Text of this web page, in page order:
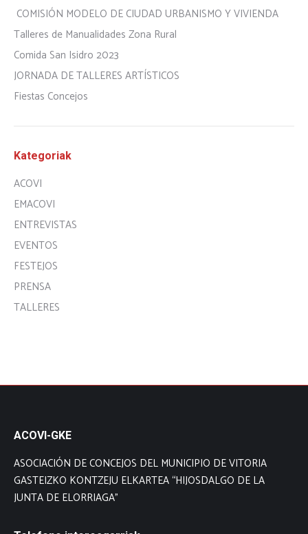
COMISIÓN MODELO DE CIUDAD URBANISMO Y VIVIENDA
Talleres de Manualidades Zona Rural
Comida San Isidro 2023
JORNADA DE TALLERES ARTÍSTICOS
Fiestas Concejos
Kategoriak
ACOVI
EMACOVI
ENTREVISTAS
EVENTOS
FESTEJOS
PRENSA
TALLERES
ACOVI-GKE
ASOCIACIÓN DE CONCEJOS DEL MUNICIPIO DE VITORIA
GASTEIZKO KONTZEJU ELKARTEA “HIJOSDALGO DE LA
JUNTA DE ELORRIAGA”